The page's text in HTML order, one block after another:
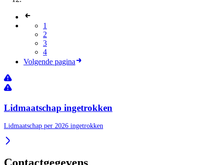
1
2
3
4
Volgende pagina
Lidmaatschap ingetrokken
Lidmaatschap per 2026 ingetrokken